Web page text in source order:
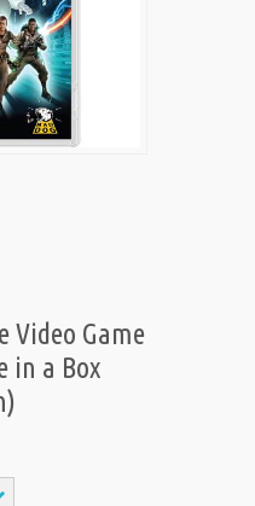
Video Game
in a Box